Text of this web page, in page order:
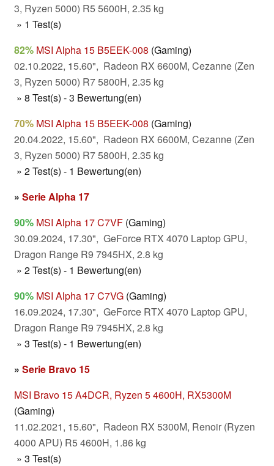
3, Ryzen 5000) R5 5600H, 2.35 kg
» 1 Test(s)
82% MSI Alpha 15 B5EEK-008 (Gaming)
02.10.2022, 15.60", Radeon RX 6600M, Cezanne (Zen
3, Ryzen 5000) R7 5800H, 2.35 kg
» 8 Test(s) - 3 Bewertung(en)
70% MSI Alpha 15 B5EEK-008 (Gaming)
20.04.2022, 15.60", Radeon RX 6600M, Cezanne (Zen
3, Ryzen 5000) R7 5800H, 2.35 kg
» 2 Test(s) - 1 Bewertung(en)
» Serie Alpha 17
90% MSI Alpha 17 C7VF (Gaming)
30.09.2024, 17.30", GeForce RTX 4070 Laptop GPU,
Dragon Range R9 7945HX, 2.8 kg
» 2 Test(s) - 1 Bewertung(en)
90% MSI Alpha 17 C7VG (Gaming)
16.09.2024, 17.30", GeForce RTX 4070 Laptop GPU,
Dragon Range R9 7945HX, 2.8 kg
» 3 Test(s) - 1 Bewertung(en)
» Serie Bravo 15
MSI Bravo 15 A4DCR, Ryzen 5 4600H, RX5300M
(Gaming)
11.02.2021, 15.60", Radeon RX 5300M, Renoir (Ryzen
4000 APU) R5 4600H, 1.86 kg
» 3 Test(s)